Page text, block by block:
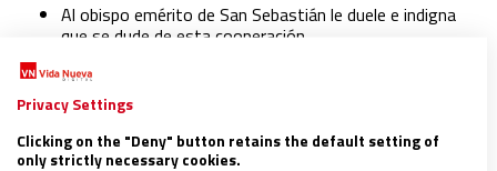
Al obispo emérito de San Sebastián le duele e indigna
que se dude de esta cooperación
insuficiente” a las víctimas
Privacy Settings
Clicking on the "Deny" button retains the default setting of
only strictly necessary cookies.